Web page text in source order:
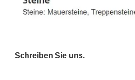
Schreiben Sie uns.